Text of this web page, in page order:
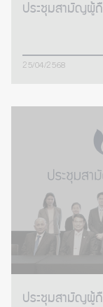
ประชุมสามัญผู้
25/04/2568
ประชุมสามัญผู้